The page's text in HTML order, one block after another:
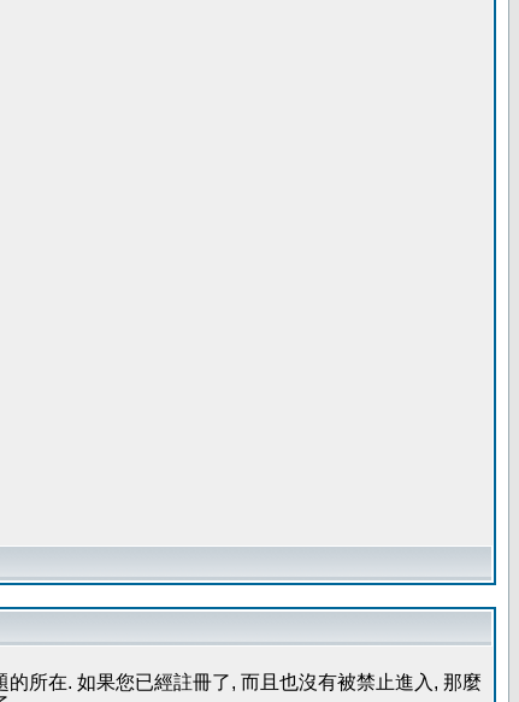
所在. 如果您已經註冊了, 而且也沒有被禁止進入, 那麼